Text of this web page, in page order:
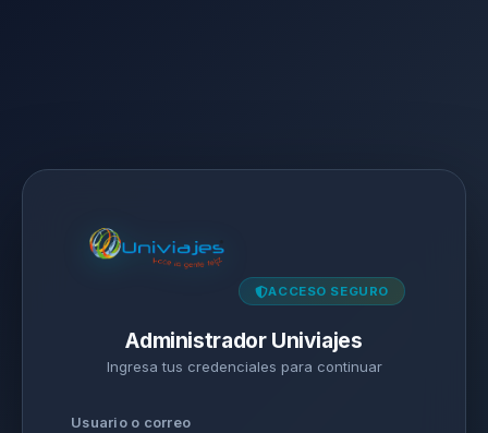
ACCESO SEGURO
Administrador Univiajes
Ingresa tus credenciales para continuar
Usuario o correo